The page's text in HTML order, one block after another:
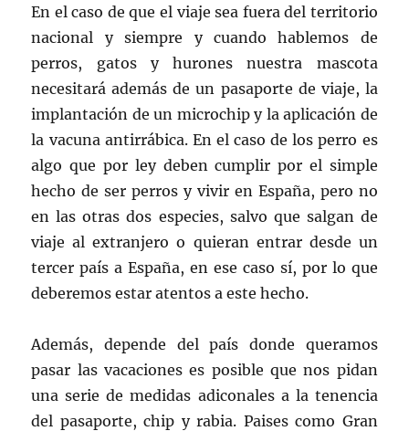
En el caso de que el viaje sea fuera del territorio
nacional y siempre y cuando hablemos de
perros, gatos y hurones nuestra mascota
necesitará además de un pasaporte de viaje, la
implantación de un microchip y la aplicación de
la vacuna antirrábica. En el caso de los perro es
algo que por ley deben cumplir por el simple
hecho de ser perros y vivir en España, pero no
en las otras dos especies, salvo que salgan de
viaje al extranjero o quieran entrar desde un
tercer país a España, en ese caso sí, por lo que
deberemos estar atentos a este hecho.
Además, depende del país donde queramos
pasar las vacaciones es posible que nos pidan
una serie de medidas adiconales a la tenencia
del pasaporte, chip y rabia. Paises como Gran